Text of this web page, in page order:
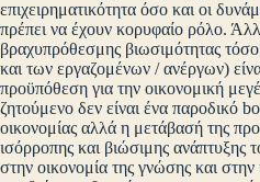
επιχειρηματικότητα όσο και οι
πρέπει να έχουν κορυφαίο ρόλο.
βραχυπρόθεσμης βιωσιμότητας
και των εργαζομένων / ανέργων)
προϋπόθεση για την οικονομική
ζητούμενο δεν είναι ένα παροδικό
οικονομίας αλλά η μετάβασή της
ισόρροπης και βιώσιμης ανάπτυξης
στην οικονομία της γνώσης και